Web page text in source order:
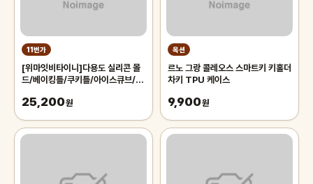
11번가
[위마잇비타이니]다용도 실리콘 몰
드/베이킹틀/쿠키틀/아이스큐브/실
25,200원
옥션
르노 그랑 콜레오스 스마트키 키홀더
차키 TPU 케이스
9,900원